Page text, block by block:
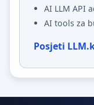
AI LLM API
AI tools za
Posjeti